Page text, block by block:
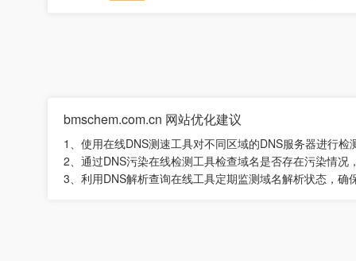
bmschem.com.cn 网站优化建议
1、使用在线DNS测速工具对不同区域的DNS服务器进行
2、通过DNS污染在线检测工具检查域名是否存在污染情
3、利用DNS解析查询在线工具定期监测域名解析状态，确